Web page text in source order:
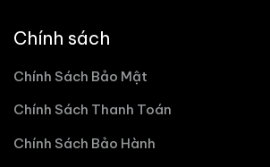
Chính sách
Chính Sách Bảo Mật
Chính Sách Thanh Toán
Chính Sách Bảo Hành